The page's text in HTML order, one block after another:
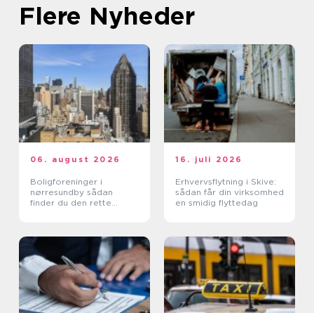
Flere Nyheder
06. august 2026
Boligforeninger i
nørresundby sådan
finder du den rette
16. juli 2026
Erhvervsflytning i Skive:
sådan får din virksomhed
en smidig flyttedag